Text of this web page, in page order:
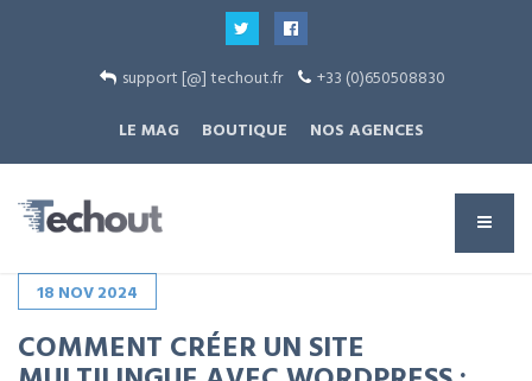
support [@] techout.fr
+33 (0)650508830
LE MAG
BOUTIQUE NOS AGENCES
18 NOV2024
COMMENT CRÉER UN SITE